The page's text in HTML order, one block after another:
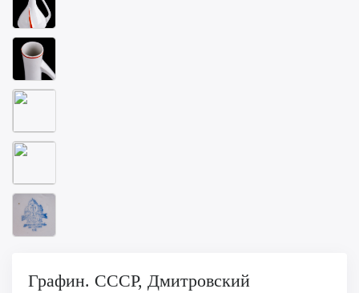
Графин. СССР, Дмитровский